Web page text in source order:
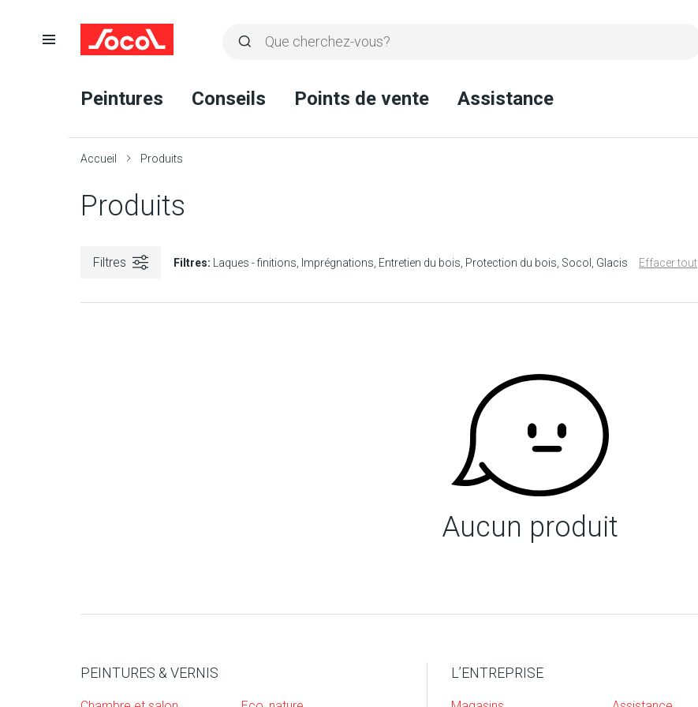
Rechercher
recherche
Ouvrir
Peintures Conseils Points de vente Assistance
Accueil Produits
Produits
Filtres Filtres: Laques - finitions Imprégnations Entretien du bois Protection du bois Socol Glacis Effacer tout
Aucun produit
PEINTURES & VERNIS L’ENTREPRISE